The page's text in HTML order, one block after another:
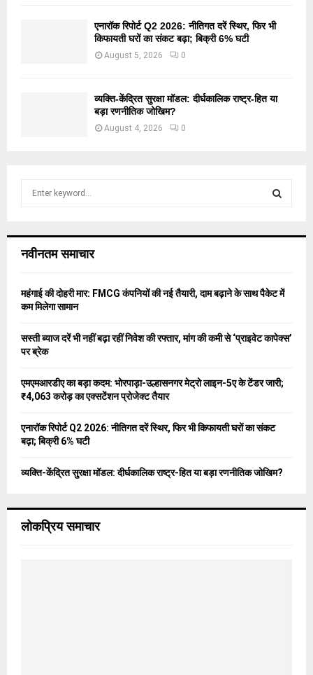
एनारॉक रिपोर्ट Q2 2026: नीतिगत दरें स्थिर, फिर भी
किफायती घरों का संकट बढ़ा; बिक्री 6% घटी
August 5, 2026 0
व्यक्ति-केंद्रित सुरक्षा मॉडल: दीर्घकालिक राष्ट्र-हित या
बड़ा रणनीतिक जोखिम?
August 4, 2026 0
h
o
r
C
नवीनतम समाचार
महंगाई की दोहरी मार: FMCG कंपनियों की नई तैयारी, दाम बढ़ाने के साथ पैकेट में
कम मिलेगा सामान
सस्ती ब्याज दरें भी नहीं बढ़ा रहीं निवेश की रफ्तार, मांग की कमी से ‘प्राइवेट कापेक्स’
पर ब्रेक
एमएमआरडीए का बड़ा कदम: भोरपाड़ा-उल्हासनगर मेट्रो लाइन-5ए के टेंडर जारी;
₹4,063 करोड़ का एक्सटेंशन प्रोजेक्ट तैयार
एनारॉक रिपोर्ट Q2 2026: नीतिगत दरें स्थिर, फिर भी किफायती घरों का संकट
बढ़ा; बिक्री 6% घटी
व्यक्ति-केंद्रित सुरक्षा मॉडल: दीर्घकालिक राष्ट्र-हित या बड़ा रणनीतिक जोखिम?
लोकप्रिय समाचार